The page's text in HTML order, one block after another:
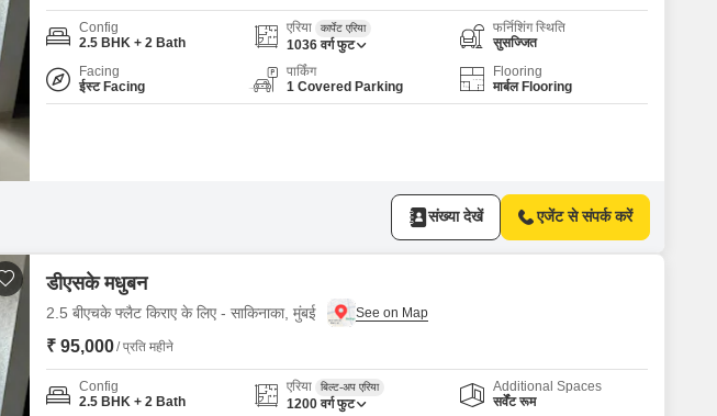
Config
2.5 BHK + 2 Bath
एरिया कार्पेट एरिया
1036 वर्ग फुट
फर्निशिंग स्थिति
सुसज्जित
Facing
ईस्ट Facing
पार्किंग
1 Covered Parking
Flooring
मार्बल Flooring
संख्या देखें एजेंट से संपर्क करें
डीएसके मधुबन
2.5 बीएचके फ्लैट किराए के लिए - साकिनाका, मुंबई
₹ 95,000/ प्रति महीने
Config
2.5 BHK + 2 Bath
एरिया बिल्ट-अप एरिया
1200 वर्ग फुट
Additional Spaces
सर्वेंट रूम